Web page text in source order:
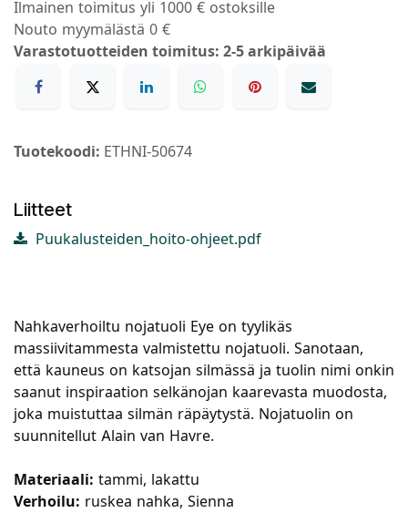
Ilmainen toimitus yli 1000 € ostoksille
Nouto myymälästä 0 €
Varastotuotteiden toimitus: 2-5 arkipäivää
Tuotekoodi: ETHNI-50674
Liitteet
Puukalusteiden_hoito-ohjeet.pdf
Nahkaverhoiltu nojatuoli Eye on tyylikäs
massiivitammesta valmistettu nojatuoli. Sanotaan,
että kauneus on katsojan silmässä ja tuolin nimi onkin
saanut inspiraation selkänojan kaarevasta muodosta,
joka muistuttaa silmän räpäytystä. Nojatuolin on
suunnitellut Alain van Havre.
Materiaali: tammi, lakattu
Verhoilu: ruskea nahka, Sienna